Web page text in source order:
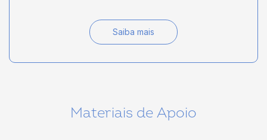
Saiba mais
Materiais de Apoio